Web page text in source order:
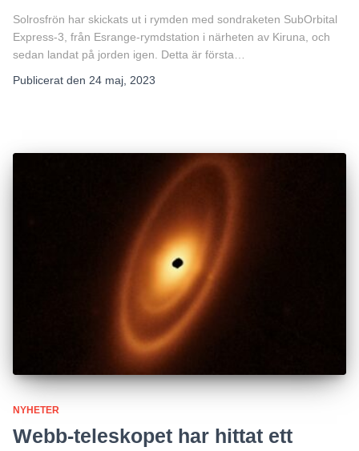
Solrosfrön har skickats ut i rymden med sondraketen SubOrbital
Express-3, från Esrange-rymdstation i närheten av Kiruna, och
sedan landat på jorden igen. Detta är första…
Publicerat den 24 maj, 2023
NYHETER
Webb-teleskopet har hittat ett